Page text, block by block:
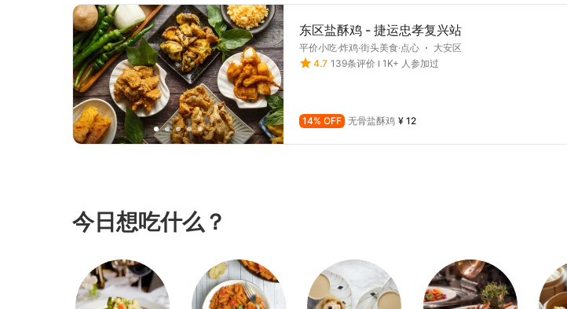
东区盐酥鸡 - 捷运忠孝复兴站
平价小吃·炸鸡·街头美食·点心
大安区
4.7 139条评价 1K+ 人参加过
14% OFF 无骨盐酥鸡 ¥ 12
今日想吃什么？